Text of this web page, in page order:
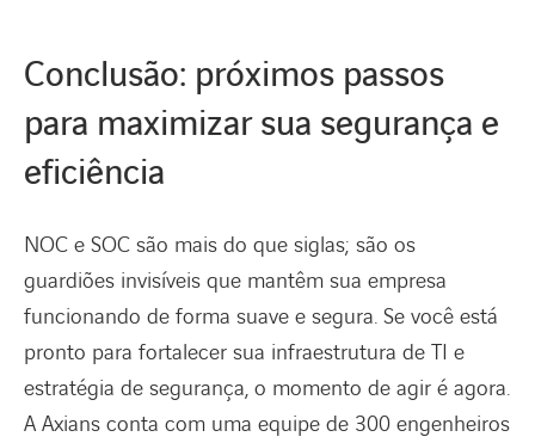
Conclusão: próximos passos
para maximizar sua segurança e
eficiência
NOC e SOC são mais do que siglas; são os
guardiões invisíveis que mantêm sua empresa
funcionando de forma suave e segura. Se você está
pronto para fortalecer sua infraestrutura de TI e
estratégia de segurança, o momento de agir é agora.
A Axians conta com uma equipe de 300 engenheiros